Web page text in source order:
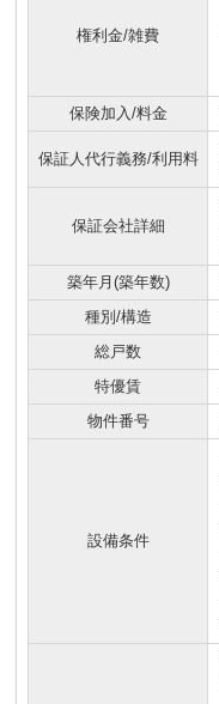
権利金/雑費
保険加入/料金
保証人代行義務/利用料
保証会社詳細
築年月(築年数)
種別/構造
総戸数
特優賃
物件番号
設備条件